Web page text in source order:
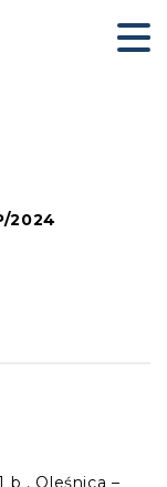
2024
b , Oleśnica –